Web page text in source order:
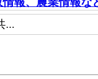
...